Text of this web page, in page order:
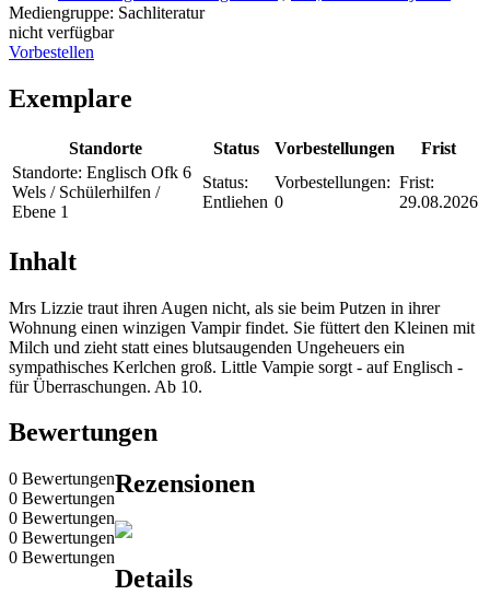
Mediengruppe: Sachliteratur
nicht verfügbar
Vorbestellen
Exemplare
Standorte Status Vorbestellungen
Frist
Standorte: Englisch Ofk 6
Wels / Schülerhilfen /
Ebene 1
Status:
Entliehen
Vorbestellungen:
0
Frist:
29.08.2026
Inhalt
Mrs Lizzie traut ihren Augen nicht, als sie beim Putzen in ihrer
Wohnung einen winzigen Vampir findet. Sie füttert den Kleinen mit
Milch und zieht statt eines blutsaugenden Ungeheuers ein
sympathisches Kerlchen groß. Little Vampie sorgt - auf Englisch -
für Überraschungen. Ab 10.
Bewertungen
0 Bewertungen
0 Bewertungen
0 Bewertungen
0 Bewertungen
0 Bewertungen
Rezensionen
Details